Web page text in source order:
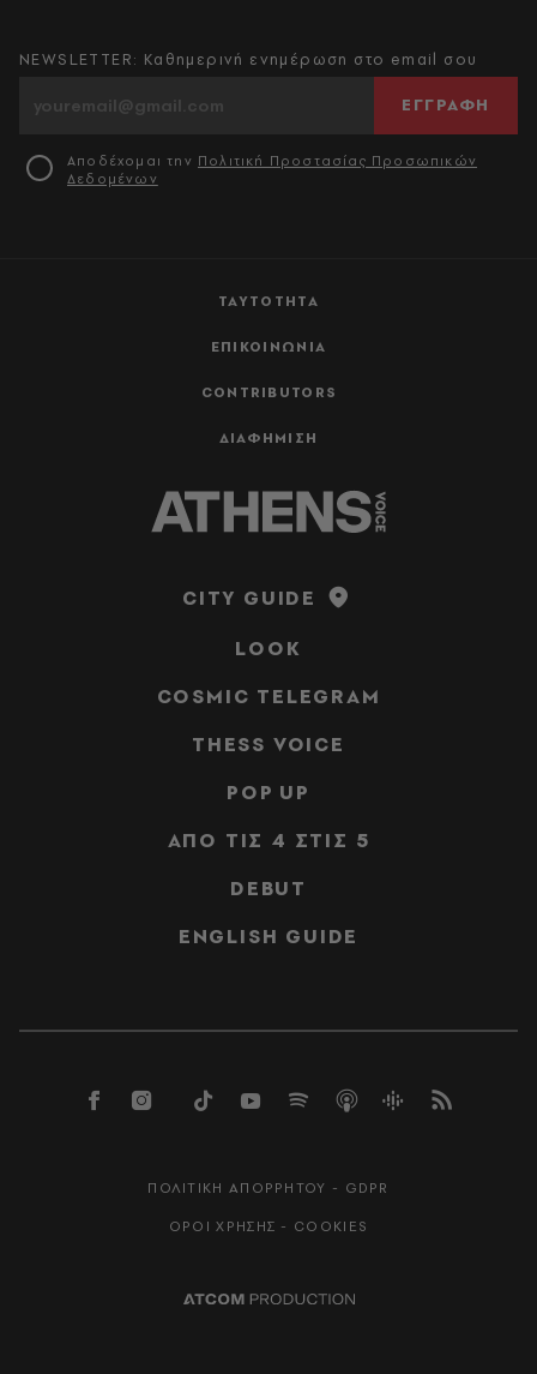
ΤΑΥΤΟΤΗΤΑ
ΕΠΙΚΟΙΝΩΝΙΑ
CONTRIBUTORS
ΔΙΑΦΗΜΙΣΗ
NEWSLETTER: Καθημερινή ενημέρωση στο email σου
ΕΓΓΡΑΦΗ
Αποδέχομαι την Πολιτική Προστασίας Προσωπικών
Δεδομένων
CITY GUIDE
LOOK
COSMIC TELEGRAM
THESS VOICE
POP UP
ΑΠΟ ΤΙΣ 4 ΣΤΙΣ 5
DEBUT
ENGLISH GUIDE
ΠΟΛΙΤΙΚΗ ΑΠΟΡΡΗΤΟΥ - GDPR
ΟΡΟΙ ΧΡΗΣΗΣ - COOKIES